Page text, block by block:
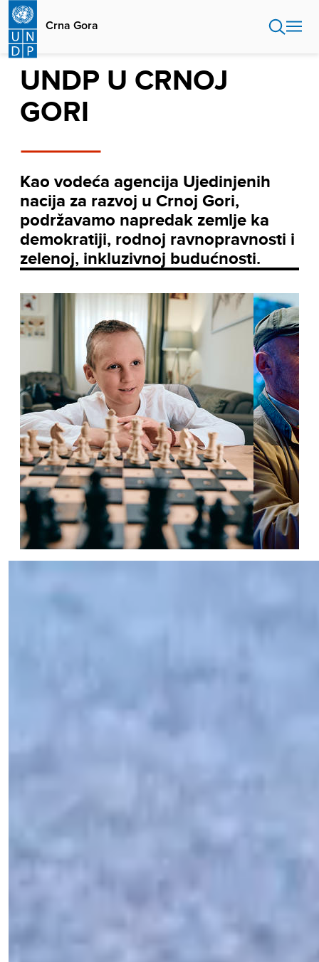
Skip
main
content
Crna Gora
UNDP U CRNOJ
GORI
Kao vodeća agencija Ujedinjenih
nacija za razvoj u Crnoj Gori,
podržavamo napredak zemlje ka
demokratiji, rodnoj ravnopravnosti i
zelenoj, inkluzivnoj budućnosti.